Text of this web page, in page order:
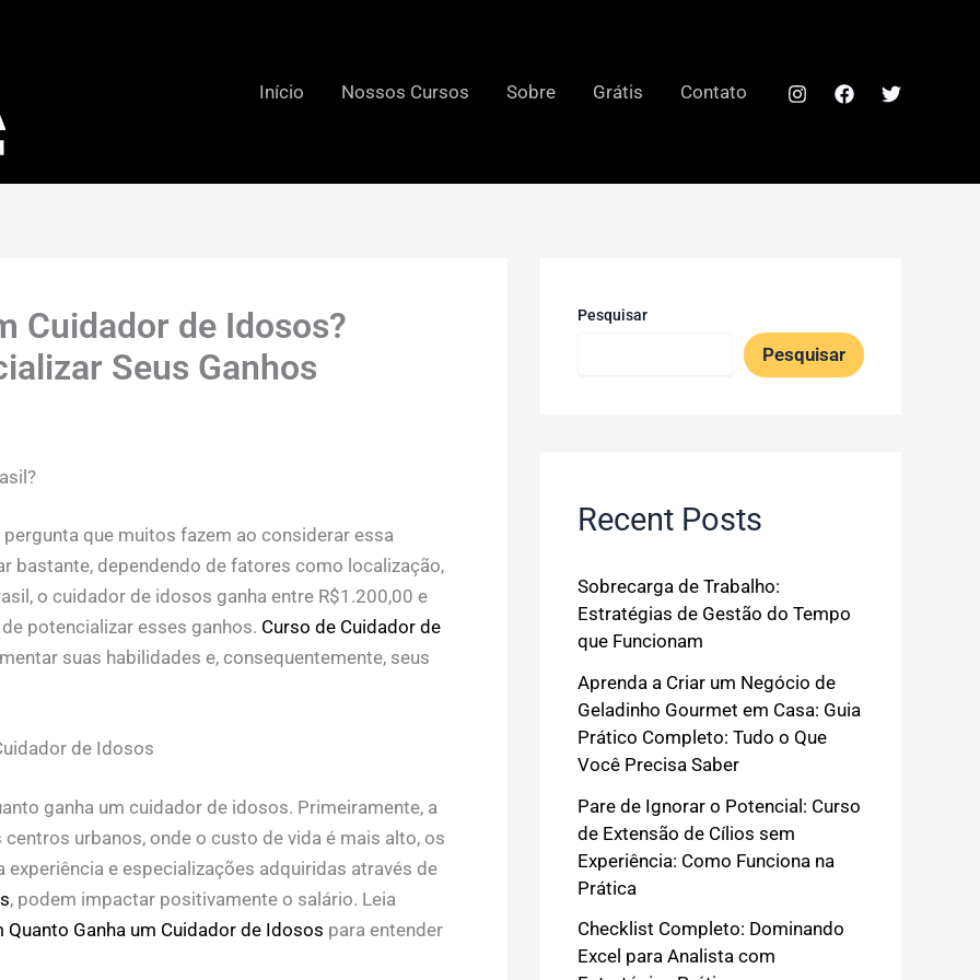
Início Nossos Cursos Sobre Grátis Contato
Cuidador de Idosos?
Seus Ganhos
que muitos fazem ao considerar essa
bastante, dependendo de fatores como localização,
o cuidador de idosos ganha entre R$1.200,00 e
potencializar esses ganhos. Curso de Cuidador de
suas habilidades e, consequentemente, seus
de Idosos
ganha um cuidador de idosos. Primeiramente, a
urbanos, onde o custo de vida é mais alto, os
e especializações adquiridas através de
, podem impactar positivamente o salário. Leia
Ganha um Cuidador de Idosos para entender
Pesquisar
Pesquisar
Recent Posts
Sobrecarga de Trabalho:
Estratégias de Gestão do Tempo
que Funcionam
Aprenda a Criar um Negócio de
Geladinho Gourmet em Casa: Guia
Prático Completo: Tudo o Que
Você Precisa Saber
Pare de Ignorar o Potencial: Curso
de Extensão de Cílios sem
Experiência: Como Funciona na
Prática
Checklist Completo: Dominando
Excel para Analista com